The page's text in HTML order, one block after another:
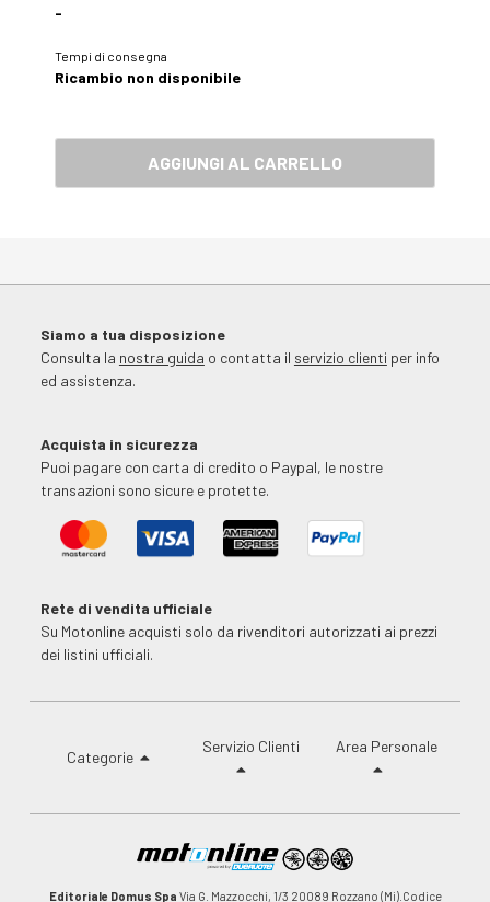
-
Tempi di consegna
Ricambio non disponibile
AGGIUNGI AL CARRELLO
Siamo a tua disposizione
Consulta la nostra guida o contatta il servizio clienti per info
ed assistenza.
Acquista in sicurezza
Puoi pagare con carta di credito o Paypal, le nostre
transazioni sono sicure e protette.
Rete di vendita ufficiale
Su Motonline acquisti solo da rivenditori autorizzati ai prezzi
dei listini ufficiali.
Categorie
Servizio Clienti Area Personale
Editoriale Domus Spa Via G. Mazzocchi, 1/3 20089 Rozzano (Mi).Codice